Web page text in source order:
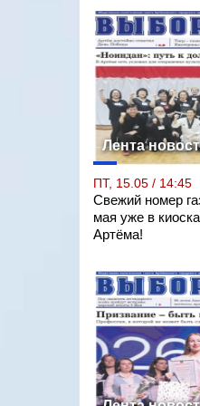
Лента
ПТ, 15.05 / 14:45
Свежий номер
мая уже в
Артёма!